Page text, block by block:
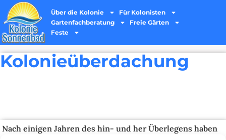
Über die Kolonie
Für Kolonisten
Gartenfachberatung
Freie Gärten
Feste
Kolonieüberdachung
Nach einigen Jahren des hin- und her Überlegens haben